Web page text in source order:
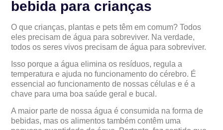
bebida para crianças
O que crianças, plantas e pets têm em comum? Todos
eles precisam de água para sobreviver. Na verdade,
todos os seres vivos precisam de água para sobreviver.
Isso porquea água elimina os resíduos, regula a
temperatura e ajuda no funcionamento do cérebro. É
essencial ao funcionamento de nossas células e é a
chave para uma boa saúde geral e bucal.
A maior parte de nossa água é consumida na forma de
bebidas, mas os alimentos também contêm uma